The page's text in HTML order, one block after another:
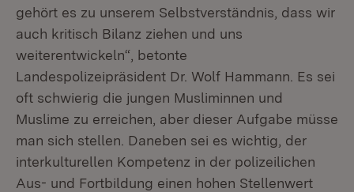
gehört es zu unserem Selbstverständnis, dass wir
auch kritisch Bilanz ziehen und uns
weiterentwickeln“, betonte
Landespolizeipräsident Dr. Wolf Hammann. Es sei
oft schwierig die jungen Musliminnen und
Muslime zu erreichen, aber dieser Aufgabe müsse
man sich stellen. Daneben sei es wichtig, der
interkulturellen Kompetenz in der polizeilichen
Aus- und Fortbildung einen hohen Stellenwert